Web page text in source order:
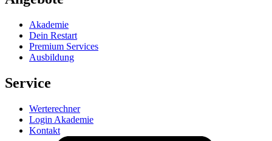
Akademie
Dein Restart
Premium Services
Ausbildung
Service
Werterechner
Login Akademie
Kontakt